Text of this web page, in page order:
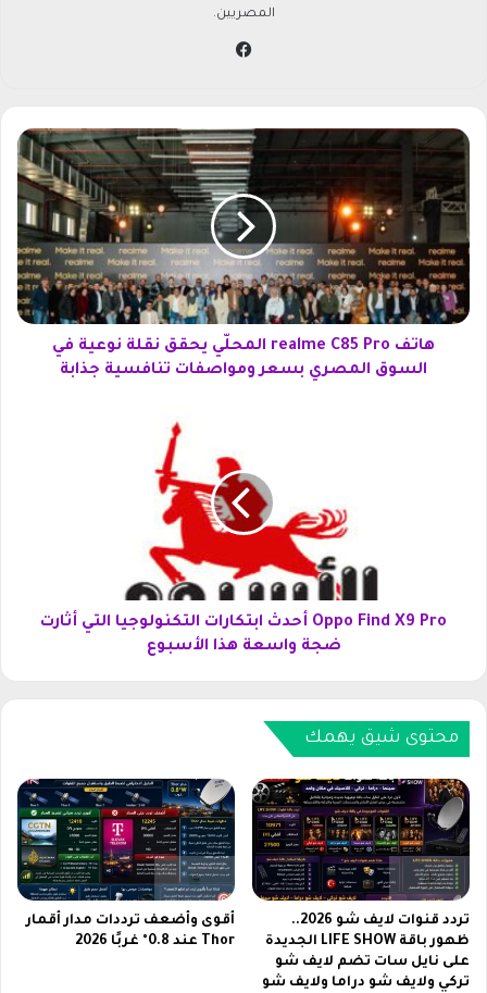
المصريين.
ه
ف
r
e
a
m
ق
ة
و
ي
ة
ف
ي
ا
هاتف realme C85 Pro المحلّي يحقق نقلة نوعية في
السوق المصري بسعر ومواصفات تنافسية جذابة
د
ث
ا
ب
ت
ا
ر
ا
ت
ا
Oppo Find X9 Pro أحدث ابتكارات التكنولوجيا التي أثارت
ضجة واسعة هذا الأسبوع
محتوى شيق يهمك
تردد قنوات لايف شو 2026..
ظهور باقة LIFE SHOW الجديدة
على نايل سات تضم لايف شو
تركي ولايف شو دراما ولايف شو
أقوى وأضعف ترددات مدار أقمار
Thor عند 0.8° غربًا 2026